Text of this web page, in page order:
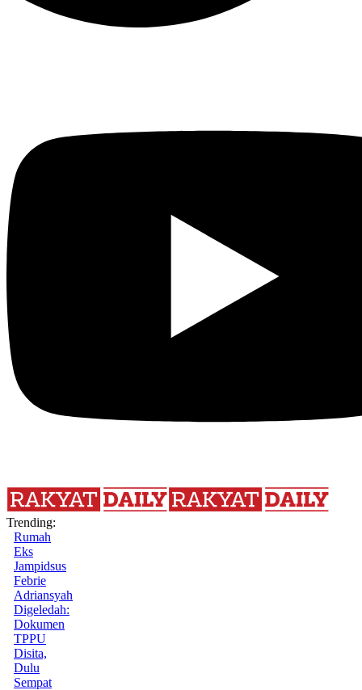
Trending:
Rumah
Eks
Jampidsus
Febrie
Adriansyah
Digeledah:
Dokumen
TPPU
Disita,
Dulu
Sempat